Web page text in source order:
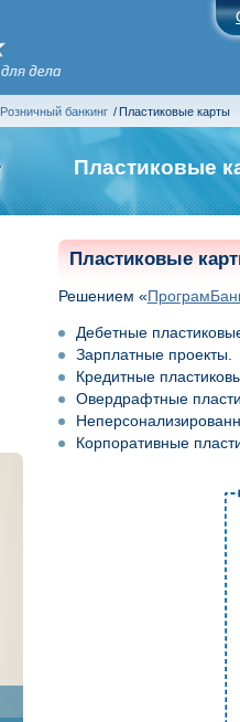
Розничный банкинг /Пластиковые карты
Пластиковые
Пластиковые
Решением «
Дебетные
Зарплатные проекты.
Кредитные
Овердрафтные
Корпоративные